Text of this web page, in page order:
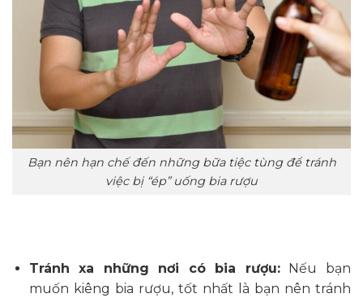
Bạn nên hạn chế đến những bữa tiệc tùng để tránh
việc bị “ép” uống bia rượu
Tránh xa những nơi có bia rượu:Nếu bạn
muốn kiêng bia rượu, tốt nhất là bạn nên tránh